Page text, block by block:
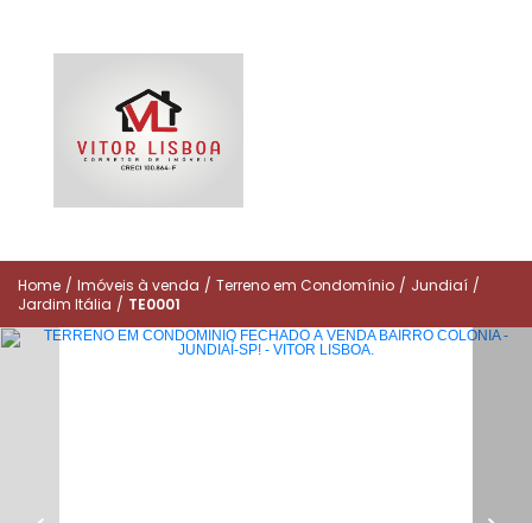
Home / Imóveis à venda / Terreno em Condomínio / Jundiaí /
Jardim Itália / TE0001